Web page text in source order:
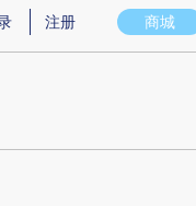
意图存在偏差。不代表财新
商城
注册